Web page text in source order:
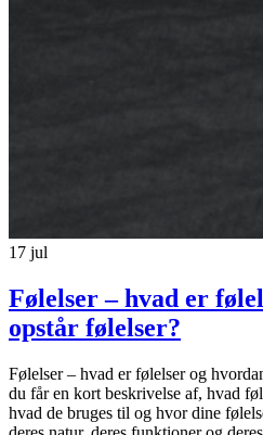
17 jul
Følelser – hvad er
opstår følelser?
Følelser – hvad er følelser og
du får en kort beskrivelse af, hvad
hvad de bruges til og hvor dine